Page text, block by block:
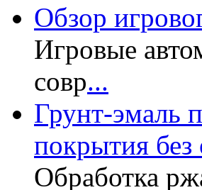
Обзор
Игровые
совр...
Грунт-эмаль
покрытия
Обработка